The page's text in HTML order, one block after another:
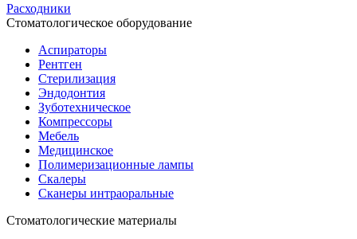
Расходники
Стоматологическое оборудование
Аспираторы
Рентген
Стерилизация
Эндодонтия
Зуботехническое
Компрессоры
Мебель
Медицинское
Полимеризационные лампы
Скалеры
Сканеры интраоральные
Стоматологические материалы